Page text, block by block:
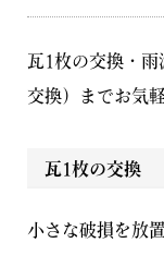
瓦1枚の交換・
交換）までお気
瓦1枚の交換
小さな破損を放